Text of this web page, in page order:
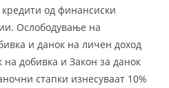
од финансиски
Ослободување на
и данок на личен доход
на добивка и Закон за данок
стапки изнесуваат 10%